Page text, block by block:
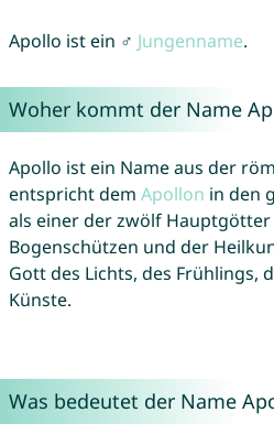
Apollo ist ein ♂ Jungenname.
Woher kommt der Name
Apollo ist ein Name aus der
entspricht dem Apollon in den
als einer der zwölf
Bogenschützen und der
Gott des Lichts, des Frühlings,
Künste.
Was bedeutet der Name